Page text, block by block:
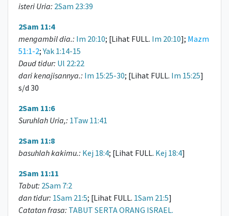
isteri Uria: 2Sam 23:39
2Sam 11:4
mengambil dia.: Im 20:10; [Lihat FULL. Im 20:10]; Mazm
51:1-2;Yak 1:14-15
Daud tidur: Ul 22:22
dari kenajisannya.: Im 15:25-30; [Lihat FULL. Im 15:25]
s/d 30
2Sam 11:6
Suruhlah Uria,: 1Taw 11:41
2Sam 11:8
basuhlah kakimu.: Kej 18:4; [Lihat FULL. Kej 18:4]
2Sam 11:11
Tabut: 2Sam 7:2
dan tidur: 1Sam 21:5; [Lihat FULL. 1Sam 21:5]
Catatan frasa: TABUT SERTA ORANG ISRAEL.